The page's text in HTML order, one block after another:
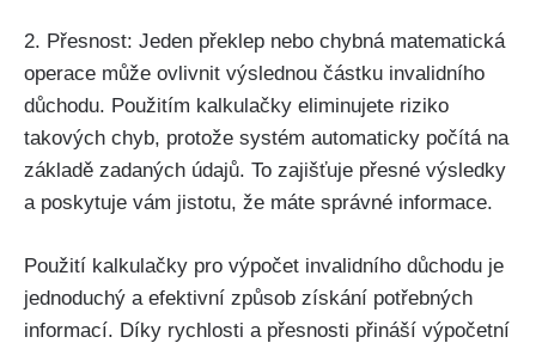
2. Přesnost: Jeden překlep nebo chybná matematická
operace může ovlivnit výslednou částku invalidního
důchodu. Použitím kalkulačky eliminujete riziko
takových chyb, protože systém automaticky počítá na
základě zadaných údajů. To zajišťuje přesné výsledky
a poskytuje vám jistotu, že máte správné informace.
Použití kalkulačky pro výpočet invalidního důchodu je
jednoduchý a efektivní způsob získání potřebných
informací. Díky rychlosti a přesnosti přináší výpočetní